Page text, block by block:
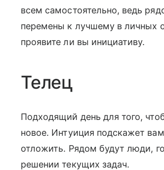
всем самостоятельно, ведь
перемены к лучшему в личных
проявите ли вы инициативу.
Телец
Подходящий день для того,
новое. Интуиция подскажет
отложить. Рядом будут люди,
решении текущих задач.